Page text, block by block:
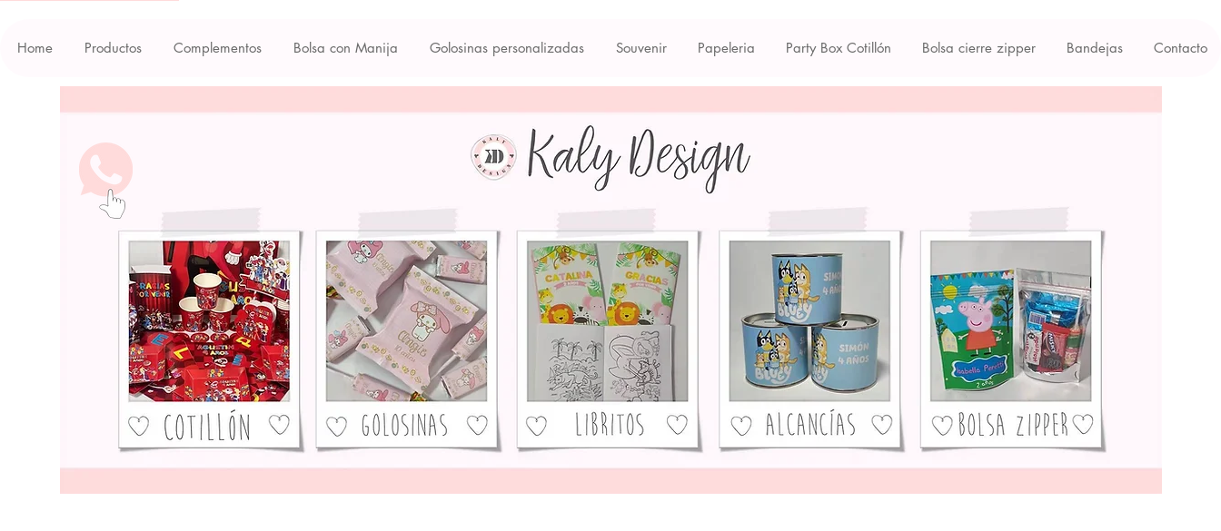
Home Productos Complementos Bolsa con Manija Golosinas personalizadas Souvenir Papeleria Party Box Cotillón Bolsa cierre zipper Bandejas Contacto